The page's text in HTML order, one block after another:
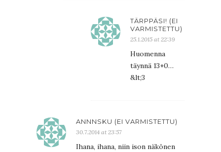
TÄRPPÄSI! (EI
VARMISTETTU)
25.1.2015 at 22:39
Huomenna
täynnä 13+0…
&lt;3
ANNNSKU (EI VARMISTETTU)
30.7.2014 at 23:57
Ihana, ihana, niin ison näkönen